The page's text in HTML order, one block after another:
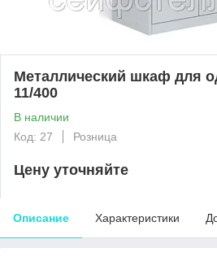
Металлический шкаф для
11/400
В наличии
Код: 27
Розница
Цену уточняйте
Описание Характеристики